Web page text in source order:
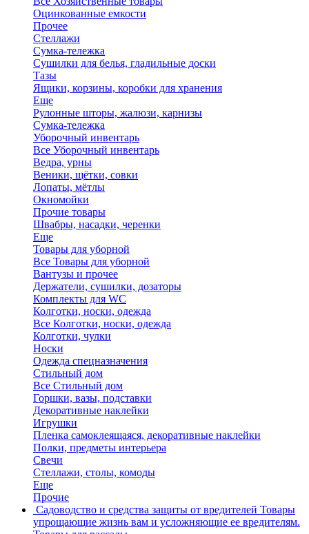
Оцинкованные емкости
Прочее
Стеллажи
Сумка-тележка
Сушилки для белья, гладильные доски
Тазы
Ящики, корзины, коробки для хранения
Еще
Рулонные шторы, жалюзи, карнизы
Сумка-тележка
Уборочный инвентарь
Все Уборочный инвентарь
Ведра, урны
Веники, щётки, совки
Лопаты, мётлы
Окномойки
Прочие товары
Швабры, насадки, черенки
Еще
Товары для уборной
Все Товары для уборной
Вантузы и прочее
Держатели, сушилки, дозаторы
Комплекты для WC
Колготки, носки, одежда
Все Колготки, носки, одежда
Колготки, чулки
Носки
Одежда спецназначения
Стильный дом
Все Стильный дом
Горшки, вазы, подставки
Декоративные наклейки
Игрушки
Пленка самоклеящаяся, декоративные наклейки
Полки, предметы интерьера
Свечи
Стеллажи, столы, комоды
Еще
Прочие
Садоводство и средства защиты от вредителей Товары
упрощающие жизнь вам и усложняющие ее вредителям.